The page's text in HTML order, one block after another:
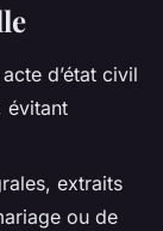
acte d’état civil
évitant
extraits
ou de